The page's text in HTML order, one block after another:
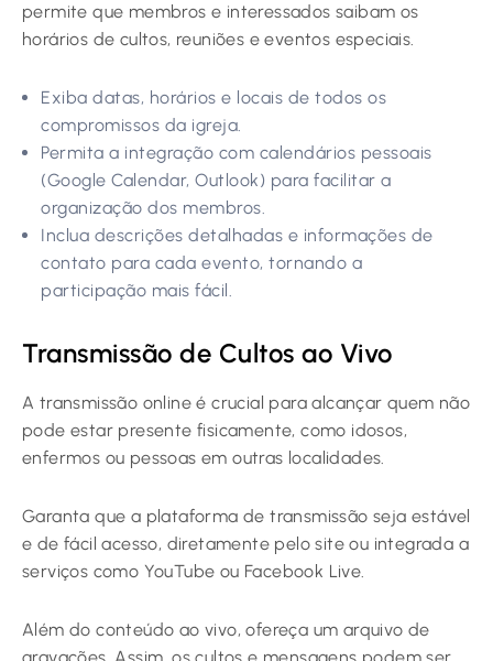
permite que membros e interessados saibam os
horários de cultos, reuniões e eventos especiais.
Exiba datas, horários e locais de todos os
compromissos da igreja.
Permita a integração com calendários pessoais
(Google Calendar, Outlook) para facilitar a
organização dos membros.
Inclua descrições detalhadas e informações de
contato para cada evento, tornando a
participação mais fácil.
Transmissão de Cultos ao Vivo
A transmissão online é crucial para alcançar quem não
pode estar presente fisicamente, como idosos,
enfermos ou pessoas em outras localidades.
Garanta que a plataforma de transmissão seja estável
e de fácil acesso, diretamente pelo site ou integrada a
serviços como YouTube ou Facebook Live.
Além do conteúdo ao vivo, ofereça um arquivo de